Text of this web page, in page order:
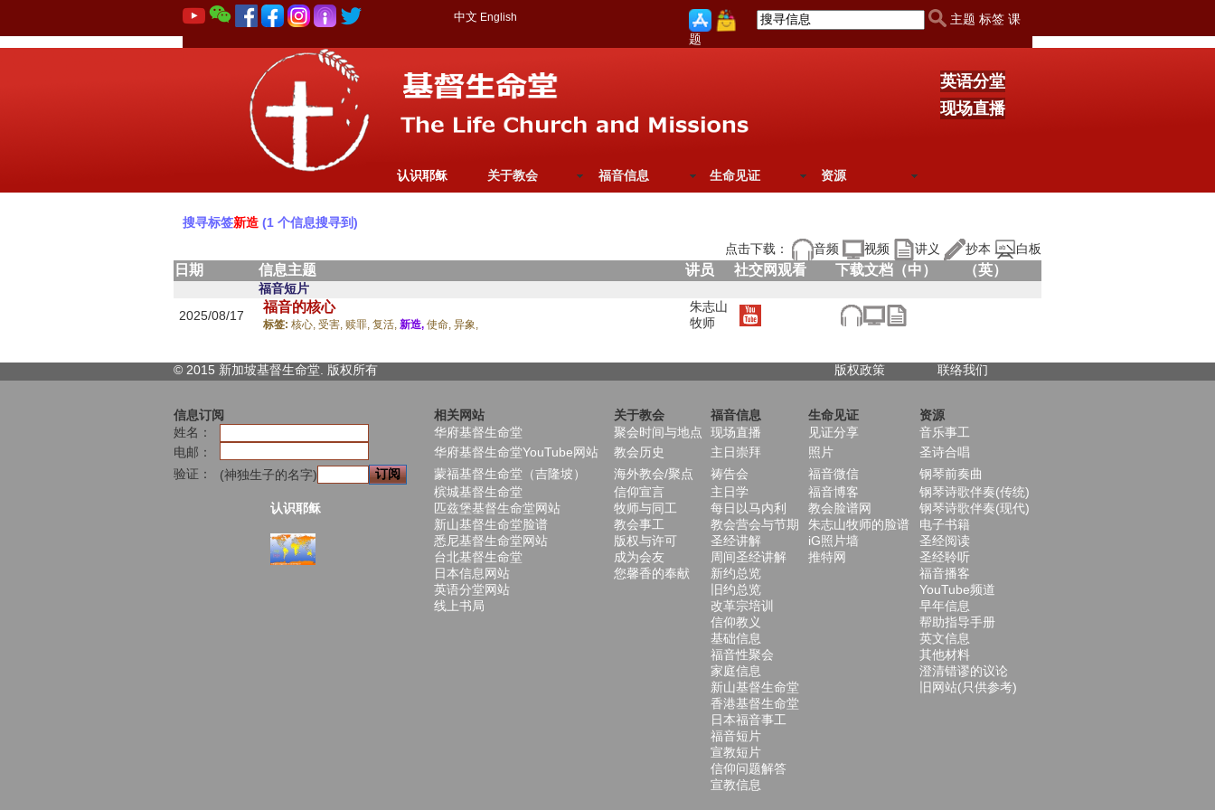
中文 English
主题 标签 课
题
英语分堂
现场直播
认识耶稣 关于教会 福音信息 生命见证 资源
搜寻标签新造 (1 个信息搜寻到)
点击下载：
音频 视频 讲义 抄本 白板
日期 信息主题 讲员 社交网观看 下载文档（中） （英）
福音短片
2025/08/17
福音的核心
标签: 核心, 受害, 赎罪, 复活, 新造, 使命, 异象,
朱志山
牧师
© 2015 新加坡基督生命堂. 版权所有 版权政策 联络我们
信息订阅 相关网站 关于教会 福音信息 生命见证
资源
姓名：
华府基督生命堂 聚会时间与地点 现场直播 见证分享
音乐事工
电邮：
华府基督生命堂YouTube网站 教会历史 主日崇拜 照片
圣诗合唱
验证：
(神独生子的名字) 蒙福基督生命堂（吉隆坡） 海外教会/聚点 祷告会 福音微信
钢琴前奏曲
槟城基督生命堂
信仰宣言 主日学 福音博客
钢琴诗歌伴奏(传统)
认识耶稣
匹兹堡基督生命堂网站 牧师与同工 每日以马内利 教会脸谱网
钢琴诗歌伴奏(现代)
新山基督生命堂脸谱
教会事工 教会营会与节期 朱志山牧师的脸谱
电子书籍
悉尼基督生命堂网站
版权与许可 圣经讲解 iG照片墙
圣经阅读
台北基督生命堂
成为会友 周间圣经讲解 推特网
圣经聆听
日本信息网站
您馨香的奉献 新约总览
福音播客
英语分堂网站
旧约总览
YouTube频道
线上书局
改革宗培训
早年信息
信仰教义
帮助指导手册
基础信息
英文信息
福音性聚会
其他材料
家庭信息
澄清错谬的议论
新山基督生命堂
旧网站(只供参考)
香港基督生命堂
日本福音事工
福音短片
宣教短片
信仰问题解答
宣教信息